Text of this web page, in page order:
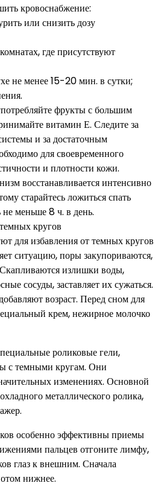
кровоснабжение:
или снизить дозу
где присутствуют
не менее 15-20 мин. в сутки;
фрукты с большим
витамин Е. Следите за
и за достаточным
для своевременного
и плотности кожи.
восстанавливается интенсивно
старайтесь ложиться спать
не меньше 8 ч. в день.
кругов
для избавления от темных кругов
ситуацию, поры закупориваются,
излишки воды,
сосуды, заставляет их сужаться.
возраст. Перед сном для
крем, нежирное молочко
роликовые гели,
с темными кругам. Они
изменениях. Основной
металлического ролика,
особенно эффективны приемы
пальцев отгоните лимфу,
глаз к внешним. Сначала
нижнее.